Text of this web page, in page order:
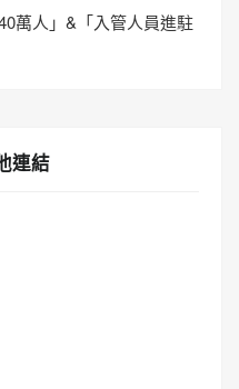
萬人」&「入管人員進駐
連結